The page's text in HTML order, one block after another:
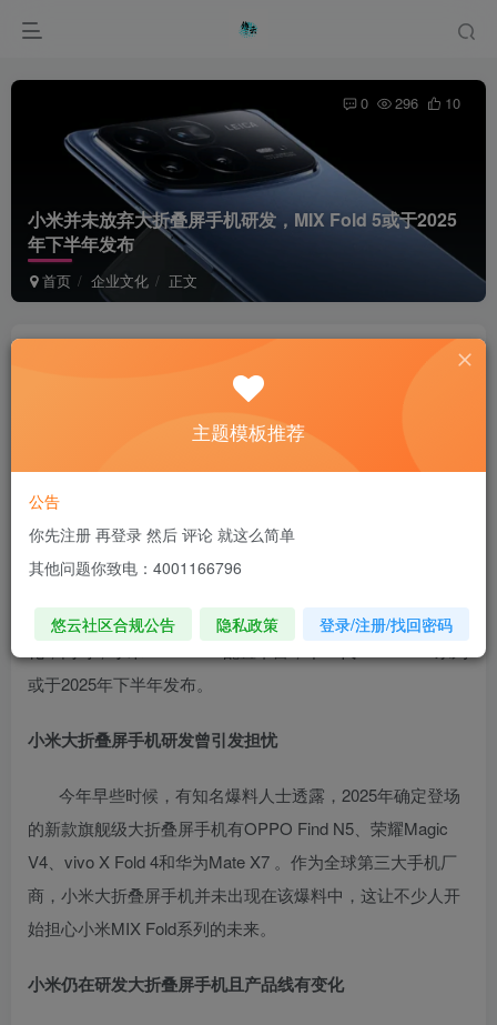
小米并未放弃大折叠屏手机研发，MIX Fold 5或于2025
年下半年发布
首页 企业文化 正文
0 296 10
私信
Smash the waves would rather get in the way of the reef
hill, also not willing to take a step back.
今年早些时候，小米大折叠屏手机未出现在2025年新款
旗舰级大折叠屏手机爆料名单中，引发担忧。但2月8日爆料
显示小米仍在研发大折叠屏手机，且今年产品线配置有变
或于2025年下半年发布。
小米大折叠屏手机研发曾引发担忧
今年早些时候，有知名爆料人士透露，2025年确定登场
的新款旗舰级大折叠屏手机有OPPO Find N5、荣耀Magic
V4、vivo X Fold 4和华为Mate X7 。作为全球第三大手机厂
商，小米大折叠屏手机并未出现在该爆料中，这让不少人开
始担心小米MIX Fold系列的未来。
小米仍在研发大折叠屏手机且产品线有变化
主题模板推荐
公告
你先注册 再登录 然后 评论 就这么简单
其他问题你致电：4001166796
悠云社区合规公告 隐私政策 登录/注册/找回密码